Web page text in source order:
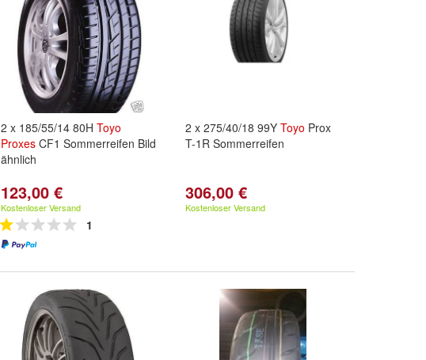
2 x 185/55/14 80H Toyo
Proxes CF1 Sommerreifen Bild
ähnlich
123,00 €
Kostenloser Versand
1
2 x 275/40/18 99Y Toyo Prox
T-1R Sommerreifen
306,00 €
Kostenloser Versand